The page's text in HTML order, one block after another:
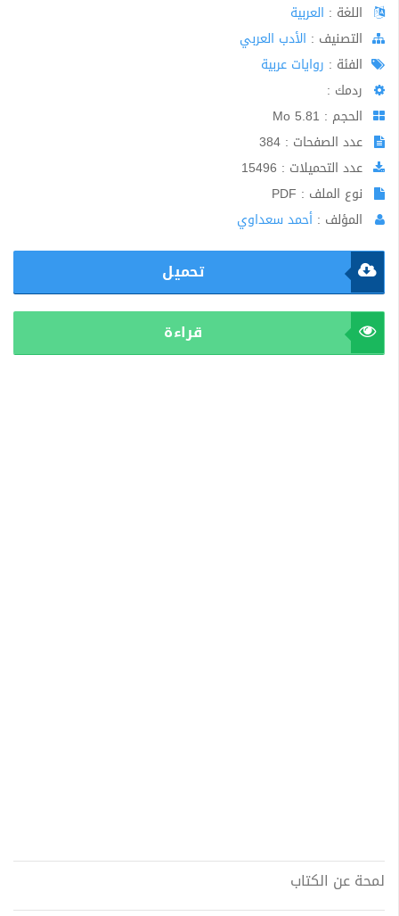
اللغة : العربية
اﻟﺘﺼﻨﻴﻒ : الأدب العربي
الفئة : روايات عربية
ردمك :
الحجم : 5.81 Mo
عدد الصفحات : 384
عدد التحميلات : 15496
نوع الملف : PDF
المؤلف : أحمد سعداوي
تحميل
قراءة
لمحة عن الكتاب